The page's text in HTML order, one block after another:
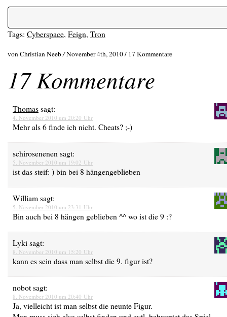
Tags: Cyberspace, Feign, Tron
von Christian Neeb/November 4th, 2010 / 17 Kommentare
17 Kommentare
Thomassagt:
4. November 2010 um 20:20 Uhr
Mehr als 6 finde ich nicht. Cheats? ;-)
schirosenenen sagt:
5. November 2010 um 19:02 Uhr
ist das steif: ) bin bei 8 hängengeblieben
William sagt:
5. November 2010 um 23:31 Uhr
Bin auch bei 8 hängen geblieben ^^ wo ist die 9 :?
Lyki sagt:
8. November 2010 um 15:20 Uhr
kann es sein dass man selbst die 9. figur ist?
nobotsagt:
8. November 2010 um 20:40 Uhr
Ja, vielleicht ist man selbst die neunte Figur.